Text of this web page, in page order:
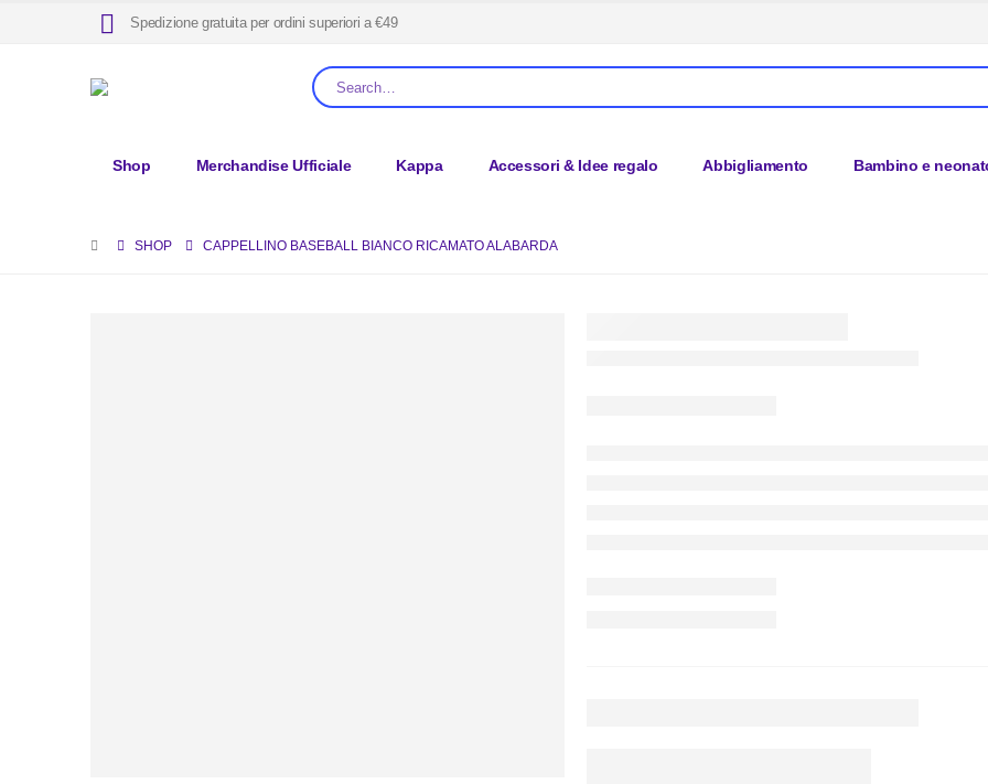
Spedizione gratuita per ordini superiori a €49
Shop Merchandise Ufficiale Kappa Accessori & Idee regalo Abbigliamento Bambino e
SHOP CAPPELLINO BASEBALL BIANCO RICAMATO ALABARDA